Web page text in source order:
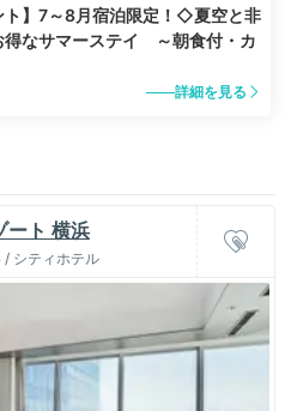
ト】7～8月宿泊限定！◇夏空と非
得なサマーステイ ～朝食付・カ
詳細を見る
ート 横浜
/ シティホテル